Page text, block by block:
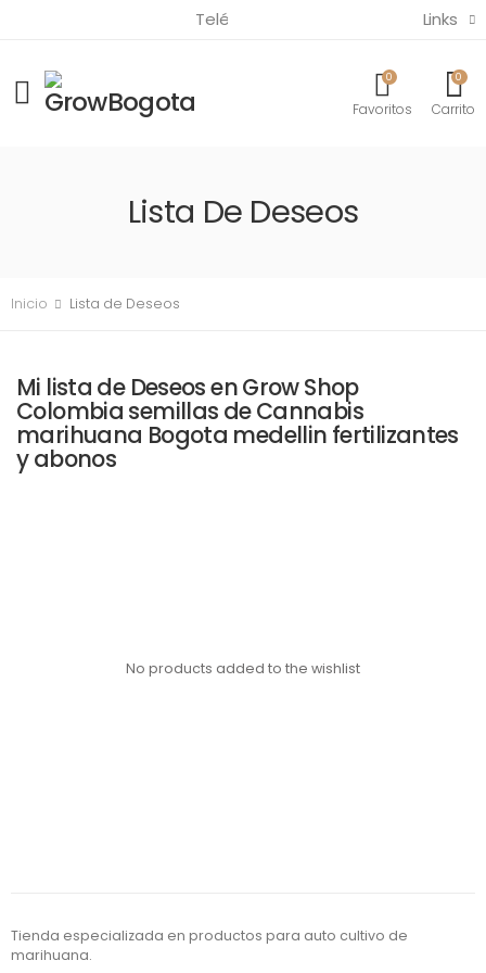
Teléfono: Links
0
Favoritos
0
Carrito
Lista De Deseos
Inicio Lista de Deseos
Mi lista de Deseos en Grow Shop
Colombia semillas de Cannabis
marihuana Bogota medellin fertilizantes
y abonos
No products added to the wishlist
Tienda especializada en productos para auto cultivo de
marihuana.